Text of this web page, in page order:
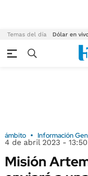
Temas del día Dólar en
ámbito Información
4 de abril 2023 - 13:50
Misión